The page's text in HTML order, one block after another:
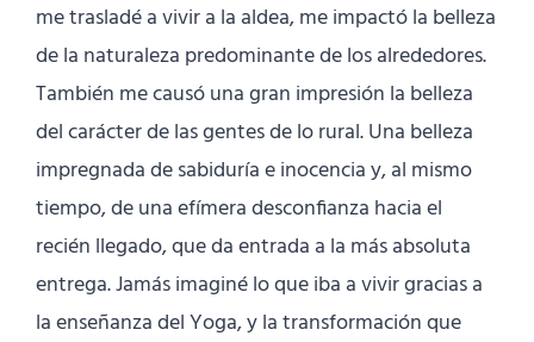
me trasladé a vivir a la aldea, me impactó la belleza
de la naturaleza predominante de los alrededores.
También me causó una gran impresión la belleza
del carácter de las gentes de lo rural. Una belleza
impregnada de sabiduría e inocencia y, al mismo
tiempo, de una efímera desconfianza hacia el
recién llegado, que da entrada a la más absoluta
entrega. Jamás imaginé lo que iba a vivir gracias a
la enseñanza del Yoga, y la transformación que